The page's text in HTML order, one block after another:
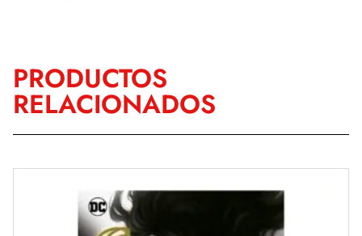
PRODUCTOS
RELACIONADOS